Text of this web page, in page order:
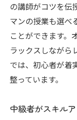
の講師がコツを伝
マンの授業も選べ
ことができます。
ラックスしながら
では、初心者が着
整っています。
中級者がスキル